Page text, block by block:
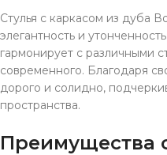
Стулья с каркасом из дуба
элегантность и
гармонирует с различными
современного. Благодаря
дорого и солидно,
пространства.
Преимущества